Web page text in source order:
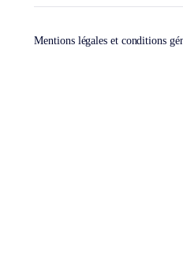
Mentions légales et conditions